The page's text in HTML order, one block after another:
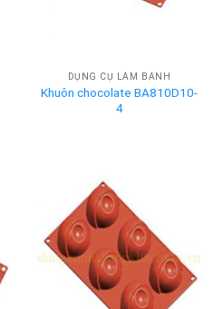
DỤNG CỤ LÀM BÁNH
Khuôn chocolate BA810D10-
4